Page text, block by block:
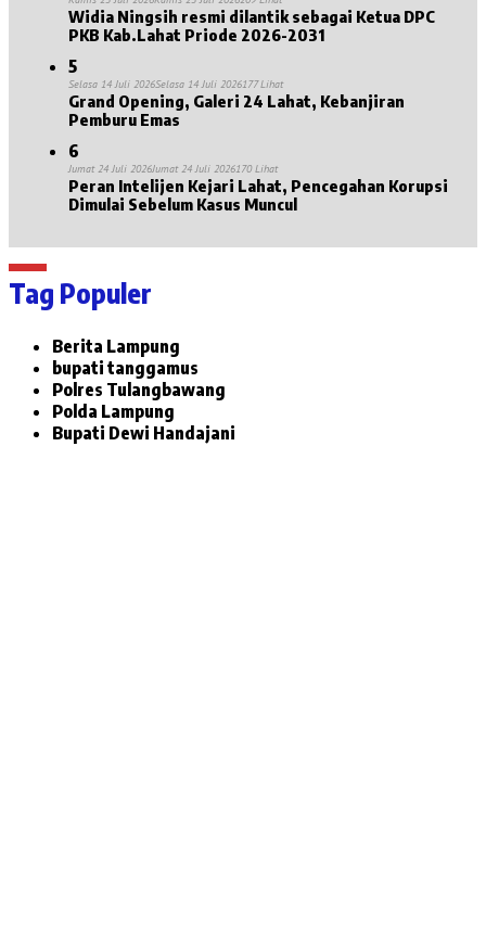
Widia Ningsih resmi dilantik sebagai Ketua DPC
PKB Kab.Lahat Priode 2026-2031
5
Selasa 14 Juli 2026Selasa 14 Juli 2026177 Lihat
Grand Opening, Galeri 24 Lahat, Kebanjiran
Pemburu Emas
6
Jumat 24 Juli 2026Jumat 24 Juli 2026170 Lihat
Peran Intelijen Kejari Lahat, Pencegahan Korupsi
Dimulai Sebelum Kasus Muncul
Tag Populer
Berita Lampung
bupati tanggamus
Polres Tulangbawang
Polda Lampung
Bupati Dewi Handajani